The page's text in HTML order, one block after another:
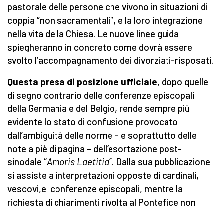
pastorale delle persone che vivono in situazioni di
coppia “non sacramentali”, e la loro integrazione
nella vita della Chiesa. Le nuove linee guida
spiegheranno in concreto come dovrà essere
svolto l’accompagnamento dei divorziati-risposati.
Questa presa di posizione ufficiale, dopo quelle
di segno contrario delle conferenze episcopali
della Germania e del Belgio, rende sempre più
evidente lo stato di confusione provocato
dall’ambiguità delle norme – e soprattutto delle
note a piè di pagina – dell’esortazione post-
sinodale “Amoris Laetitia”. Dalla sua pubblicazione
si assiste a interpretazioni opposte di cardinali,
vescovi,e conferenze episcopali, mentre la
richiesta di chiarimenti rivolta al Pontefice non